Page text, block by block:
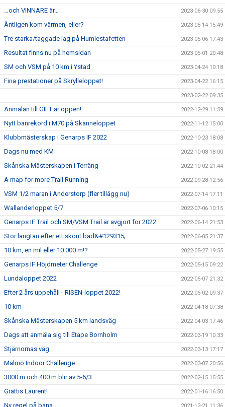
…och VINNARE är… 2023-06-30 09:55
Äntligen kom värmen, eller? 2023-05-14 15:49
Tre starka/taggade lag på Humlestafetten 2023-05-06 17:43
Resultat finns nu på hemsidan 2023-05-01 20:48
SM och VSM på 10 km i Ystad 2023-04-24 10:18
Fina prestationer på Skrylleloppet! 2023-04-22 16:15
2023-02-22 09:35
Anmälan till GIFT är öppen! 2022-12-29 11:59
Nytt banrekord i M70 på Skanneloppet 2022-11-12 15:00
Klubbmästerskap i Genarps IF 2022 2022-10-23 18:08
Dags nu med KM 2022-10-08 18:00
Skånska Mästerskapen i Terräng 2022-10-02 21:44
A map for more Trail Running 2022-09-28 12:56
VSM 1/2 maran i Anderstorp (fler tillägg nu) 2022-07-14 17:11
Wallanderloppet 5/7 2022-07-06 10:15
Genarps IF Trail och SM/VSM Trail är avgjort för 2022 2022-06-14 21:53
Stor längtan efter ett skönt bad&#129315; 2022-06-05 21:37
10 km, en mil eller 10 000 m!? 2022-05-27 19:55
Genarps IF Höjdmeter Challenge 2022-05-15 09:22
Lundaloppet 2022 2022-05-07 21:32
Efter 2 års uppehåll - RISEN-loppet 2022! 2022-05-02 09:37
10 km 2022-04-18 07:38
Skånska Mästerskapen 5 km landsväg 2022-04-03 17:46
Dags att anmäla sig till Etape Bornholm 2022-03-19 10:33
Stjärnornas väg 2022-03-13 17:17
Malmö Indoor Challenge 2022-03-07 20:56
3000 m och 400 m blir av 5-6/3 2022-02-15 15:55
Grattis Laurent! 2022-01-16 16:50
Ny regel på bana